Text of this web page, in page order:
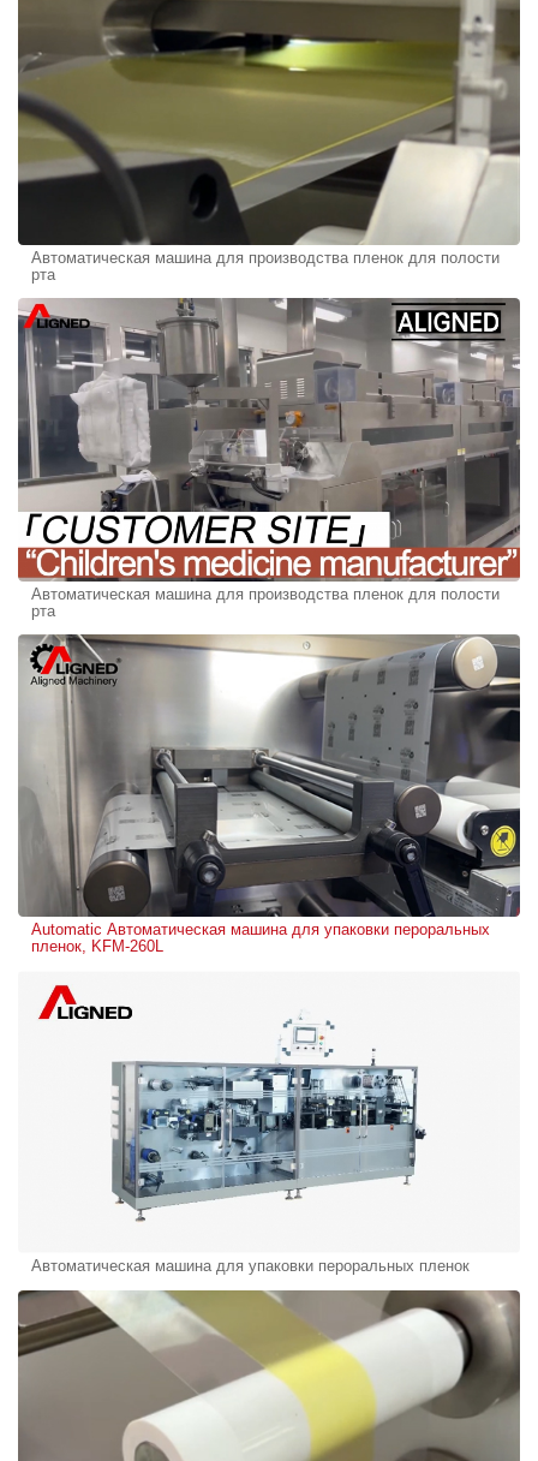
Автоматическая машина для производства пленок для полости
рта
Автоматическая машина для производства пленок для полости
рта
Automatic Автоматическая машина для упаковки пероральных
пленок, KFM-260L
Автоматическая машина для упаковки пероральных пленок